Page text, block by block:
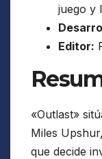
juego y
Editor:
«Outlast»
Miles
que decide